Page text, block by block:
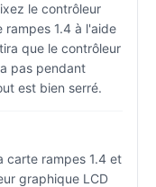
le contrôleur
1.4 à l'aide
que le contrôleur
pas pendant
est bien serré.
carte rampes 1.4 et
graphique LCD